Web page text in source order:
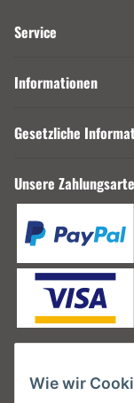
Service
Informationen
Gesetzliche
Unsere
Unsere
Wie wir